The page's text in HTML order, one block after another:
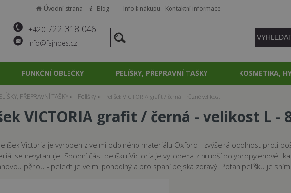
+420 722 318 046
info@fajnpes.cz
FUNKČNÍ OBLEČKY PELÍŠKY, PŘEPRAVNÍ TAŠKY KOSMETIKA,
Úvodní strana Blog Info k nákupu Kontaktní informace
PŘEPRAVNÍ TAŠKY Pelíšky Pelíšek VICTORIA grafit / černá - různé velikosti
VICTORIA grafit / černá - velikost L -
Victoria je vyroben z velmi odolného materiálu Oxford - zvýšená odolnost proti
se nevytahuje. Spodní část pelíšku Victoria je vyrobena z hrubší polypropylenové
pěnou - pelech je velmi pohodlný a pro spaní pejska zdravý. Potah pelíšku je